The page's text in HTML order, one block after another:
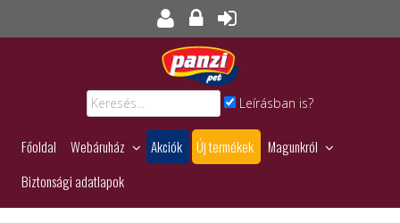
Leírásban is?
Főoldal Webáruház Akciók Új termékek
Magunkról
Biztonsági adatlapok